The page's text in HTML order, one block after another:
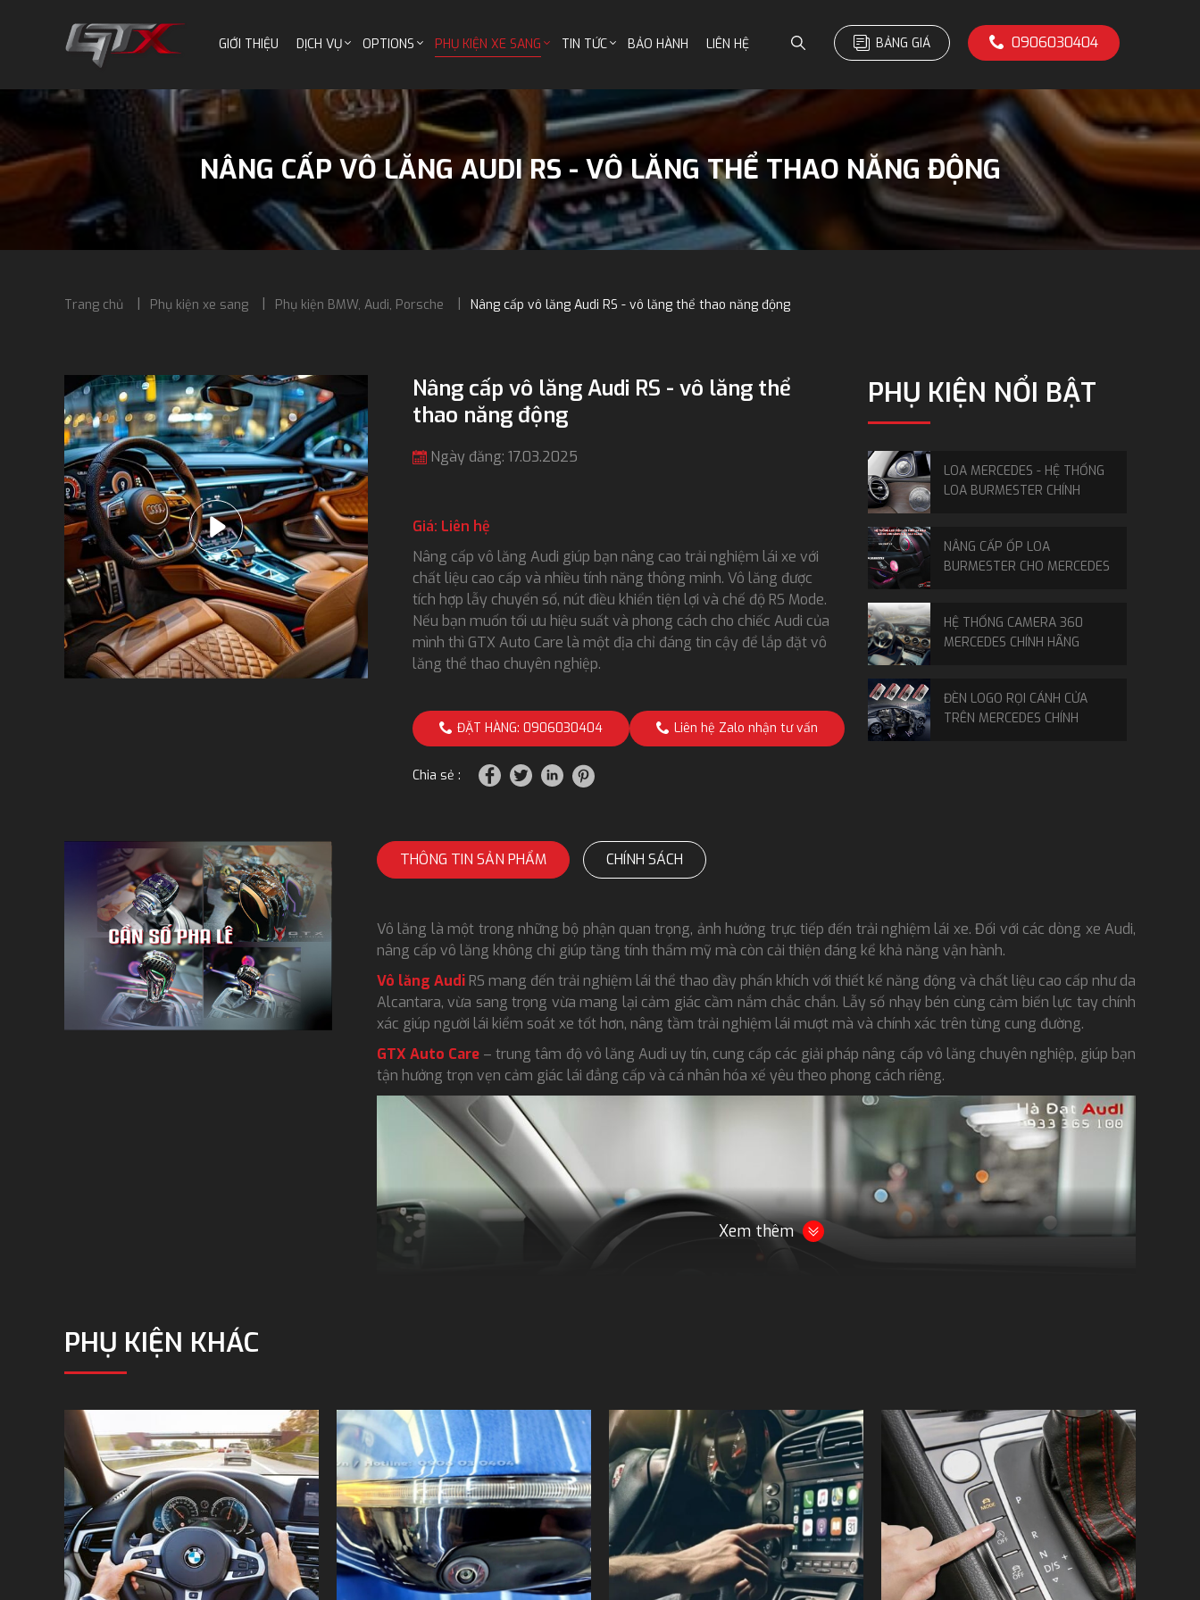
GIỚI THIỆU DỊCH VỤ OPTIONS PHỤ KIỆN XE SANG TIN TỨC BẢO HÀNH LIÊN HỆ BẢNG GIÁ 0906030404
NÂNG CẤP VÔ LĂNG AUDI RS - VÔ LĂNG THỂ THAO NĂNG ĐỘNG
Trang chủ Phụ kiện xe sang Phụ kiện BMW, Audi, Porsche Nâng cấp vô lăng Audi RS - vô lăng thể thao năng động
Nâng cấp vô lăng Audi RS - vô lăng thể
thao năng động
Ngày đăng: 17.03.2025
Giá: Liên hệ
Nâng cấp vô lăng Audi giúp bạn nâng cao trải nghiệm lái xe với
chất liệu cao cấp và nhiều tính năng thông minh. Vô lăng được
tích hợp lẫy chuyển số, nút điều khiển tiện lợi và chế độ RS Mode.
Nếu bạn muốn tối ưu hiệu suất và phong cách cho chiếc Audi của
mình thì GTX Auto Care là một địa chỉ đáng tin cậy để lắp đặt vô
lăng thể thao chuyên nghiệp.
ĐẶT HÀNG: 0906030404 Liên hệ Zalo nhận tư vấn
Chia sẻ :
PHỤ KIỆN NỔI BẬT
LOA MERCEDES - HỆ THỐNG
LOA BURMESTER CHÍNH
NÂNG CẤP ỐP LOA
BURMESTER CHO MERCEDES
HỆ THỐNG CAMERA 360
MERCEDES CHÍNH HÃNG
ĐÈN LOGO RỌI CÁNH CỬA
TRÊN MERCEDES CHÍNH
MERCEDES CODING MỞ CÁC
TÍNH NĂNG HAY CHO DÒNG
NÂNG CẤP HỆ THỐNG ĐÁNH
LÁI BÁNH SAU MERCEDES
THÔNG TIN SẢN PHẨM CHÍNH SÁCH
Vô lăng là một trong những bộ phận quan trọng, ảnh hưởng trực tiếp đến trải nghiệm lái xe. Đối với các dòng xe Audi,
nâng cấp vô lăng không chỉ giúp tăng tính thẩm mỹ mà còn cải thiện đáng kể khả năng vận hành.
Vô lăng Audi RS mang đến trải nghiệm lái thể thao đầy phấn khích với thiết kế năng động và chất liệu cao cấp như da
Alcantara, vừa sang trọng vừa mang lại cảm giác cầm nắm chắc chắn. Lẫy số nhạy bén cùng cảm biến lực tay chính
xác giúp người lái kiểm soát xe tốt hơn, nâng tầm trải nghiệm lái mượt mà và chính xác trên từng cung đường.
GTX Auto Care – trung tâm độ vô lăng Audi uy tín, cung cấp các giải pháp nâng cấp vô lăng chuyên nghiệp, giúp bạn
tận hưởng trọn vẹn cảm giác lái đẳng cấp và cá nhân hóa xế yêu theo phong cách riêng.
Xem thêm
PHỤ KIỆN KHÁC